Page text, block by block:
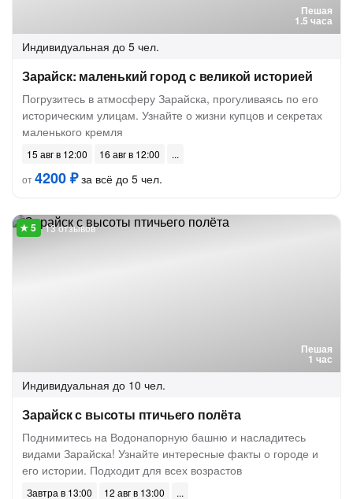
Пешая
1.5 часа
Индивидуальная до 5 чел.
Зарайск: маленький город с великой историей
Погрузитесь в атмосферу Зарайска, прогуливаясь по его
историческим улицам. Узнайте о жизни купцов и секретах
маленького кремля
15 авг в 12:00
16 авг в 12:00
от4200 ₽за всё до 5 чел.
Пешая
1 час
13 отзывов
Индивидуальная до 10 чел.
Зарайск с высоты птичьего полёта
Поднимитесь на Водонапорную башню и насладитесь
видами Зарайска! Узнайте интересные факты о городе и
его истории. Подходит для всех возрастов
Завтра в 13:00
12 авг в 13:00